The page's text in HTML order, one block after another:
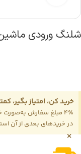
شلنگ ورودی ماشین
خرید کن، امتیاز بگیر،
4٪ مبلغ سفارش
در خریدهای بعدی از آن
×